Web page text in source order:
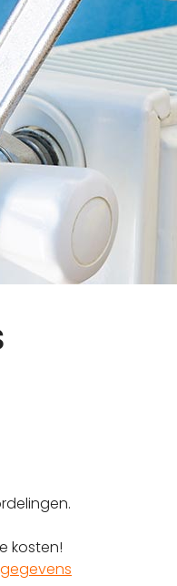
kosten!